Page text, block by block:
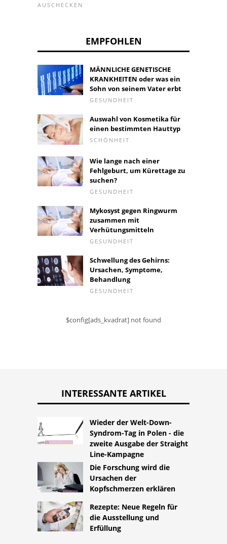
AUSCHECKEN
EMPFOHLEN
MÄNNLICHE GENETISCHE
KRANKHEITEN oder was ein
Sohn von seinem Vater erbt
GESUNDHEIT
Auswahl von Kosmetika für
einen bestimmten Hauttyp
SCHÖNHEIT
Wie lange nach einer
Fehlgeburt, um Kürettage zu
suchen?
GESUNDHEIT
Mykosyst gegen Ringwurm
zusammen mit
Verhütungsmitteln
GESUNDHEIT
Schwellung des Gehirns:
Ursachen, Symptome,
Behandlung
GESUNDHEIT
$config[ads_kvadrat] not found
INTERESSANTE ARTIKEL
Wieder der Welt-Down-
Syndrom-Tag in Polen - die
zweite Ausgabe der Straight
Line-Kampagne
Die Forschung wird die
Ursachen der
Kopfschmerzen erklären
Rezepte: Neue Regeln für
die Ausstellung und
Erfüllung